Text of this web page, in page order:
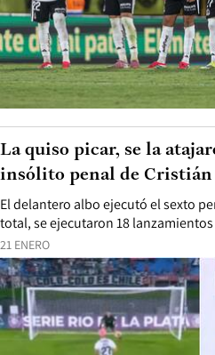
21 ENERO
El delantero albo ejecutó el sexto
total, se ejecutaron 18
La quiso picar, se la
insólito penal de Cristián